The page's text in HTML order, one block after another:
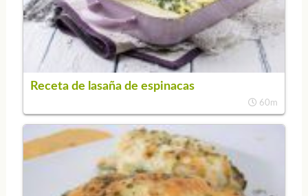
Receta de lasaña de espinacas
60m